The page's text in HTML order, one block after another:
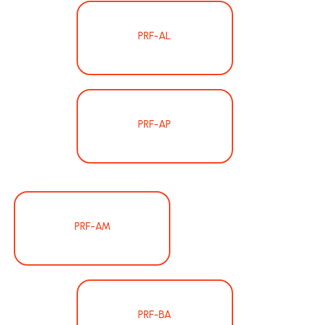
PRF-AL
PRF-AP
PRF-AM
PRF-BA